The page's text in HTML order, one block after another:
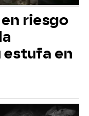
riesgo
estufa en